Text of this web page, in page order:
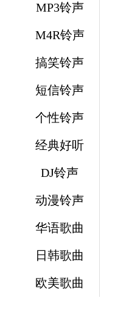
MP3铃声
M4R铃声
搞笑铃声
短信铃声
个性铃声
经典好听
DJ铃声
动漫铃声
华语歌曲
日韩歌曲
欧美歌曲